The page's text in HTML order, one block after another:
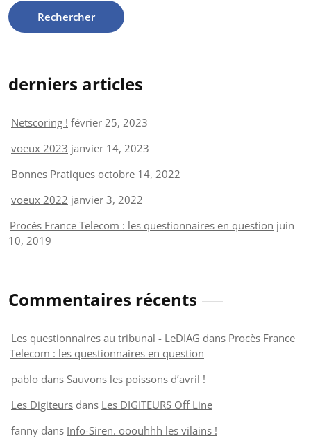
derniers articles
Netscoring ! février 25, 2023
voeux 2023 janvier 14, 2023
Bonnes Pratiques octobre 14, 2022
voeux 2022 janvier 3, 2022
Procès France Telecom : les questionnaires en question juin
10, 2019
Commentaires récents
Les questionnaires au tribunal - LeDIAG dans Procès France
Telecom : les questionnaires en question
pablo dans Sauvons les poissons d’avril !
Les Digiteurs dans Les DIGITEURS Off Line
fanny dans Info-Siren. ooouhhh les vilains !